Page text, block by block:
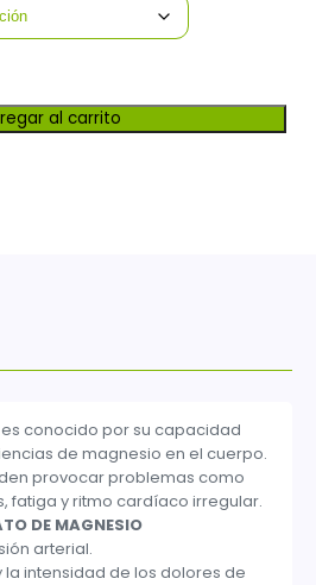
al carrito
conocido por su capacidad
de magnesio en el cuerpo.
provocar problemas como
fatiga y ritmo cardíaco irregular.
DE MAGNESIO
arterial.
intensidad de los dolores de